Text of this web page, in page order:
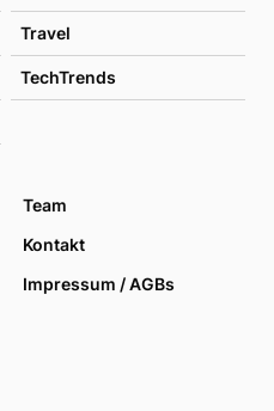
Travel
TechTrends
Team
Kontakt
Impressum / AGBs